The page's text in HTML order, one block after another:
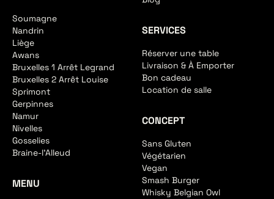
Soumagne
Nandrin
Liège
Awans
Bruxelles 1 Arrêt Legrand
Bruxelles 2 Arrêt Louise
Sprimont
Gerpinnes
Namur
Nivelles
Gosselies
Braine-l'Alleud
MENU
SERVICES
Réserver une table
Livraison & À Emporter
Bon cadeau
Location de salle
CONCEPT
Sans Gluten
Végétarien
Vegan
Smash Burger
Whisky Belgian Owl